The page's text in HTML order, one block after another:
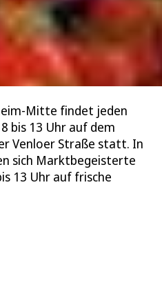
Mitte findet jeden
bis 13 Uhr auf dem
Venloer Straße statt. In
sich Marktbegeisterte
13 Uhr auf frische